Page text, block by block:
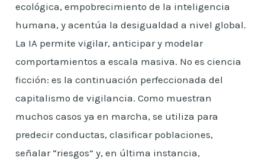
ecológica, empobrecimiento de la inteligencia
humana, y acentúa la desigualdad a nivel global.
La IA permite vigilar, anticipar y modelar
comportamientos a escala masiva. No es ciencia
ficción: es la continuación perfeccionada del
capitalismo de vigilancia. Como muestran
muchos casos ya en marcha, se utiliza para
predecir conductas, clasificar poblaciones,
señalar “riesgos” y, en última instancia,